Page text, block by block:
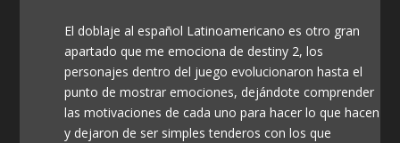
El doblaje al español Latinoamericano es otro gran
apartado que me emociona de destiny 2, los
personajes dentro del juego evolucionaron hasta el
punto de mostrar emociones, dejándote comprender
las motivaciones de cada uno para hacer lo que hacen
y dejaron de ser simples tenderos con los que